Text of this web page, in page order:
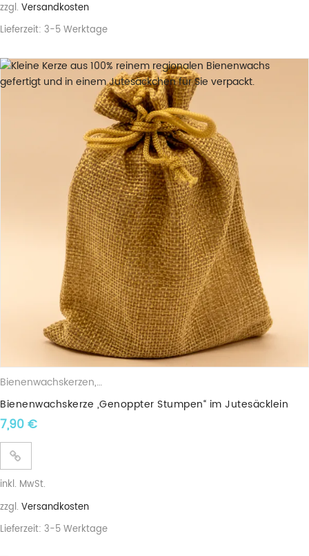
zzgl. Versandkosten
Lieferzeit: 3-5 Werktage
Bienenwachskerzen, Stumpenkerzen
Bienenwachskerze „Genoppter Stumpen“ im Jutesäcklein
7,90€
inkl. MwSt.
zzgl. Versandkosten
Lieferzeit: 3-5 Werktage